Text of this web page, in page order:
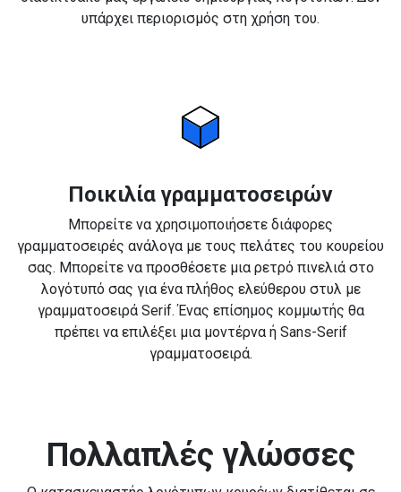
υπάρχει περιορισμός στη χρήση του.
Ποικιλία γραμματοσειρών
Μπορείτε να χρησιμοποιήσετε διάφορες
γραμματοσειρές ανάλογα με τους πελάτες του κουρείου
σας. Μπορείτε να προσθέσετε μια ρετρό πινελιά στο
λογότυπό σας για ένα πλήθος ελεύθερου στυλ με
γραμματοσειρά Serif. Ένας επίσημος κομμωτής θα
πρέπει να επιλέξει μια μοντέρνα ή Sans-Serif
γραμματοσειρά.
Πολλαπλές γλώσσες